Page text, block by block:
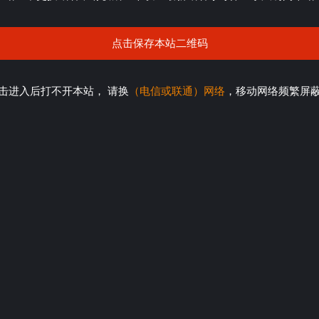
点击保存本站二维码
进入后打不开本站， 请换 （电信或联通）网络 ，移动网络频繁屏